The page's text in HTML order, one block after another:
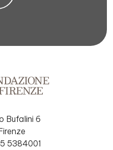
Bufalini 6
5384001